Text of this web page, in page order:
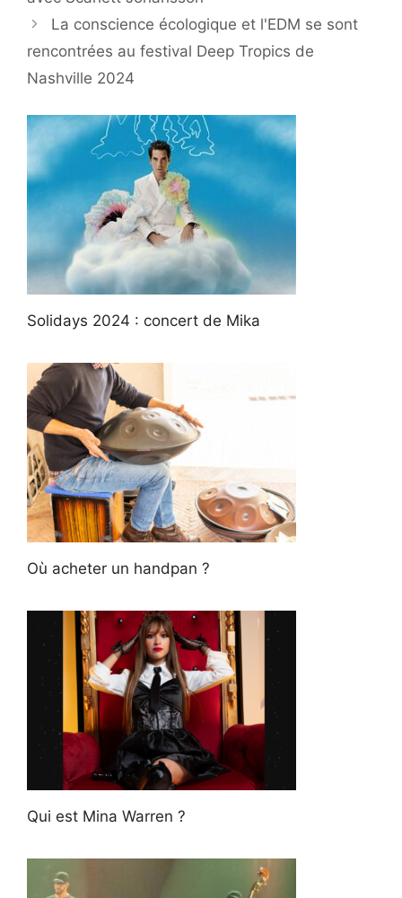
La conscience écologique et l'EDM se sont
rencontrées au festival Deep Tropics de
Nashville 2024
Solidays 2024 : concert de Mika
Où acheter un handpan ?
Qui est Mina Warren ?